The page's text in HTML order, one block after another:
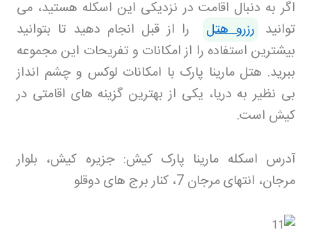
اگر به دنبال اقامت در نزدیکی این اسکله هستید، می
توانید رزرو هتل
را از قبل انجام دهید تا بتوانید
بیشترین استفاده را از امکانات و تفریحات این مجموعه
ببرید. هتل مارینا پارک با امکانات لوکس و چشم انداز
بی نظیر به دریا، یکی از بهترین گزینه های اقامتی در
کیش است.
آدرس اسکله مارینا پارک کیش: جزیره کیش، بلوار
مرجان، انتهای مرجان 7، کنار برج های دوقلو